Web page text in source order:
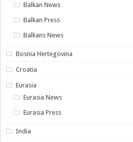
Balkan News
Balkan Press
Balkans News
Bosnia Hertegovina
Croatia
Eurasia
Eurasia News
Eurasia Press
India